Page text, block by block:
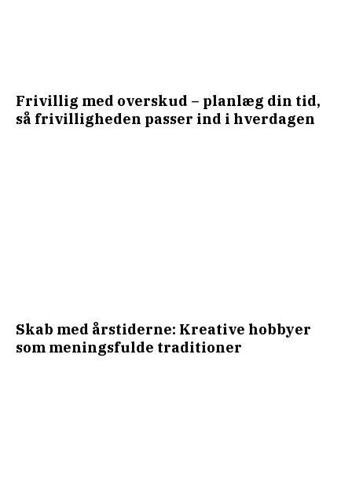
Frivillig med overskud – planlæg din tid,
så frivilligheden passer ind i hverdagen
Skab med årstiderne: Kreative hobbyer
som meningsfulde traditioner